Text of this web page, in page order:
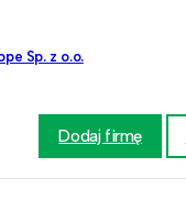
Sp. z o.o.
Dodaj firmę